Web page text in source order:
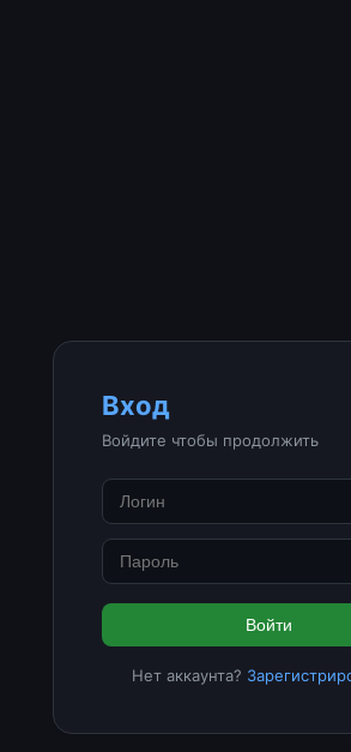
Вход
Войдите чтобы продолжить
Войти
Нет аккаунта?